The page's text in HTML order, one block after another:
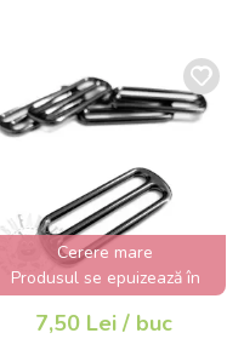
Cerere mare
Produsul se epuizează în
7,50 Lei / buc